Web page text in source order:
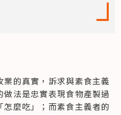
的真實，訴求與素食主義
法是忠實表現食物產製過
麼吃」；而素食主義者的